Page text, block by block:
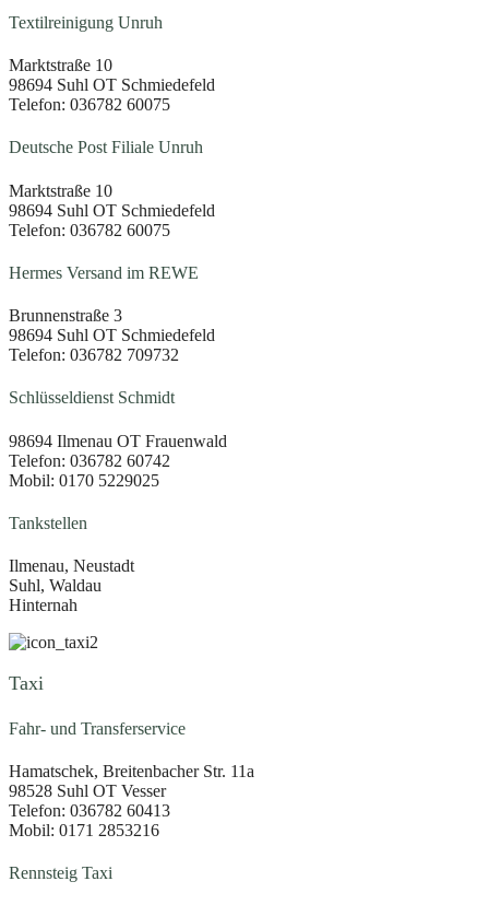
Textilreinigung Unruh
Marktstraße 10
98694 Suhl OT Schmiedefeld
Telefon: 036782 60075
Deutsche Post Filiale Unruh
Marktstraße 10
98694 Suhl OT Schmiedefeld
Telefon: 036782 60075
Hermes Versand im REWE
Brunnenstraße 3
98694 Suhl OT Schmiedefeld
Telefon: 036782 709732
Schlüsseldienst Schmidt
98694 Ilmenau OT Frauenwald
Telefon: 036782 60742
Mobil: 0170 5229025
Tankstellen
Ilmenau, Neustadt
Suhl, Waldau
Hinternah
Taxi
Fahr- und Transferservice
Hamatschek, Breitenbacher Str. 11a
98528 Suhl OT Vesser
Telefon: 036782 60413
Mobil: 0171 2853216
Rennsteig Taxi